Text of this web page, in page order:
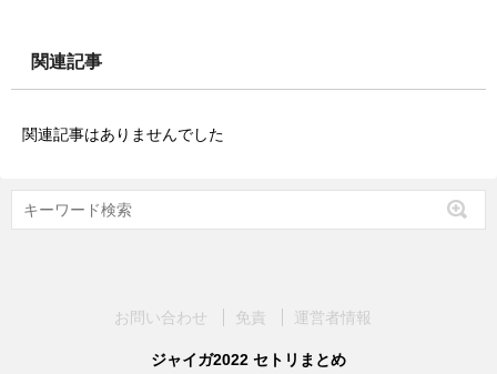
関連記事
関連記事はありませんでした
お問い合わせ 免責 運営者情報
ジャイガ2022 セトリまとめ